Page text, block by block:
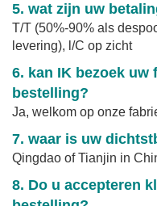
5. wat zijn uw
T/T (50%-90% als
levering), l/C op zicht
6. kan IK bezoek uw
bestelling?
Ja, welkom op onze
7. waar is uw
Qingdao of Tianjin in
8. Do u accepteren